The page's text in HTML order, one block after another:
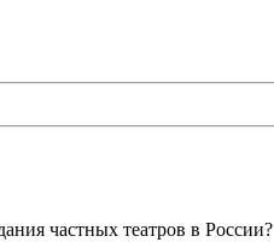
частных театров в России?